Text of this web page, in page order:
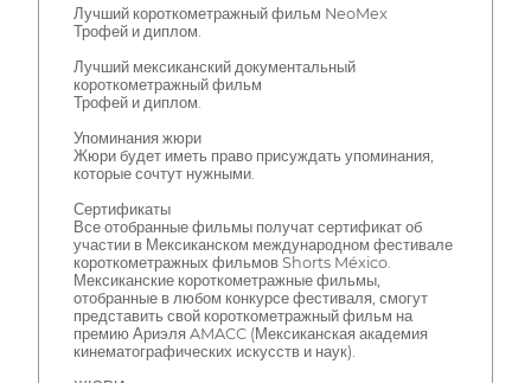
Лучший короткометражный фильм NeoMex
Трофей и диплом.
Лучший мексиканский документальный
короткометражный фильм
Трофей и диплом.
Упоминания жюри
Жюри будет иметь право присуждать упоминания,
которые сочтут нужными.
Сертификаты
Все отобранные фильмы получат сертификат об
участии в Мексиканском международном фестивале
короткометражных фильмов Shorts México.
Мексиканские короткометражные фильмы,
отобранные в любом конкурсе фестиваля, смогут
представить свой короткометражный фильм на
премию Ариэля AMACC (Мексиканская академия
кинематографических искусств и наук).